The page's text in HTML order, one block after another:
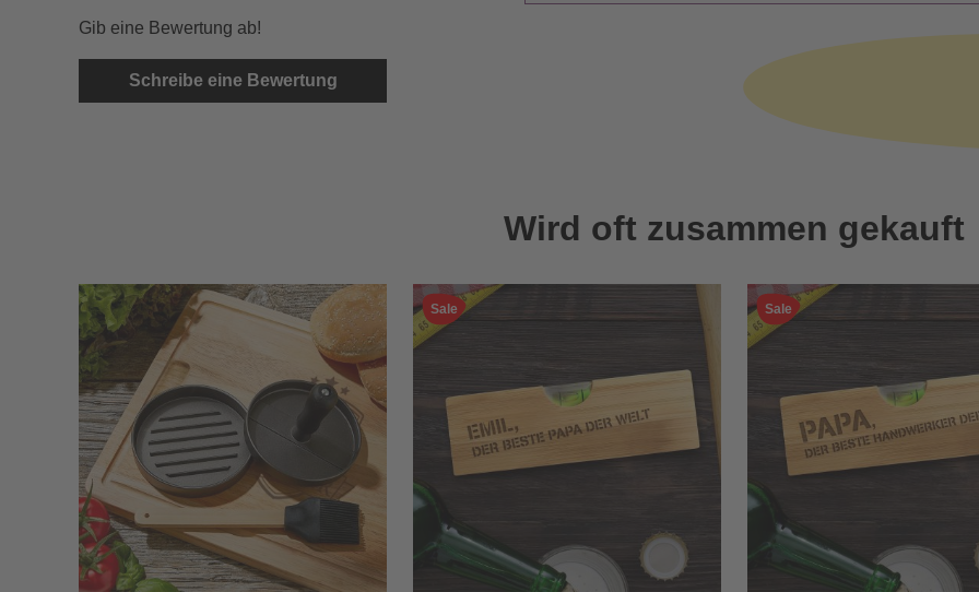
Gib eine Bewertung ab!
Schreibe eine Bewertung
Wird oft zusammen gekauft
Sale Sale